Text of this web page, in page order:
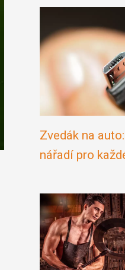
Zvedák na
nářadí pro